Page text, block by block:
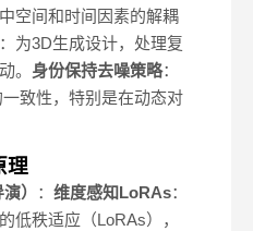
空间和时间因素的解耦
：为3D生成设计，处理复
。 身份保持去噪策略：
致性，特别是在动态对
理
） ： 维度感知LoRAs：
低秩适应（LoRAs），